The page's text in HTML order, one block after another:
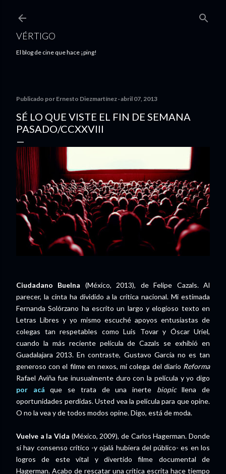
VÉRTIGO
El blog de cine que hace ¡ping!
Publicado por Ernesto Diezmartínez abril 07, 2013
SÉ LO QUE VISTE EL FIN DE SEMANA
PASADO/CCXXVIII
Ciudadano Buelna (México, 2013), de Felipe Cazals. Al
parecer, la cinta ha dividido a la crítica nacional. Mi estimada
Fernanda Solórzano ha escrito un largo y elogioso texto en
Letras Libres y yo mismo escuché apoyos entusiastas de
colegas tan respetables como Luis Tovar y Óscar Uriel,
cuando la más reciente película de Cazals se exhibió en
Guadalajara 2013. En contraste, Gustavo García no es tan
generoso con el filme en nexos, mi colega del diario Reforma
Rafael Aviña fue inusualmente duro con la película y yo digo
por acá que se trata de una inerte biopicllena de
oportunidades perdidas. Usted vea la película para que opine.
O no la vea y de todos modos opine. Digo, está de moda.
Vuelve a la Vida (México, 2009), de Carlos Hagerman. Donde
sí hay consenso crítico -y ojalá hubiera del público- es en los
logros de este vital y divertido filme documental de
Hagerman. Acabo de rescatar una crítica escrita hace tiempo